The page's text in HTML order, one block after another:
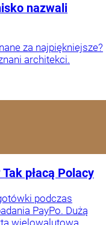
nazwali
za najpiękniejsze?
architekci.
płacą Polacy
podczas
PayPo. Dużą
wielowalutowa.